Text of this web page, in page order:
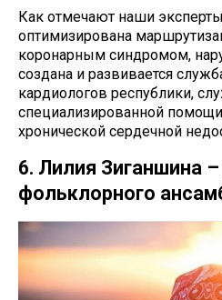
Как отмечают наши
оптимизирована
коронарным синдромом,
создана и развивается
кардиологов республики,
специализированной
хронической сердечной
6. Лилия Зиганшина
фольклорного